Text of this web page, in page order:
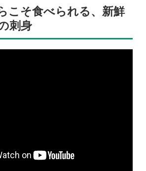
こそ食べられる、新鮮
刺身